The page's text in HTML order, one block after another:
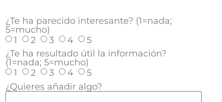
¿Te ha parecido interesante? (1=nada;
5=mucho)
1
2 3 4
5
¿Te ha resultado útil la información?
(1=nada; 5=mucho)
1
2 3 4
5
¿Quieres añadir algo?